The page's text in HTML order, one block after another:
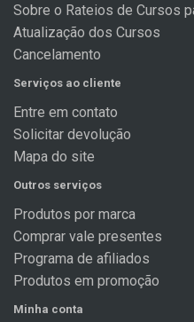
Sobre o Rateios de Cursos
Atualização dos Cursos
Cancelamento
Serviços ao cliente
Entre em contato
Solicitar devolução
Mapa do site
Outros serviços
Produtos por marca
Comprar vale presentes
Programa de afiliados
Produtos em promoção
Minha conta